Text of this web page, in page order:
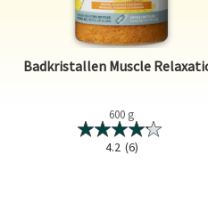
Badkristallen Muscle
600 g
4.2 (6)